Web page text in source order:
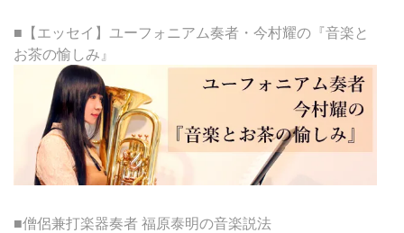
■【エッセイ】ユーフォニアム奏者・今村耀の『音楽と
お茶の愉しみ』
■僧侶兼打楽器奏者 福原泰明の音楽説法